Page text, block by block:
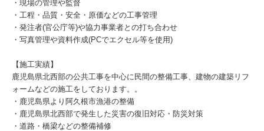
・現場の管理や監督
・工程・品質・安全・原価などの工事管理
・発注者(官公庁等)や協力事業者との打ち合わせ
・写真管理や資料作成(PCでエクセル等を使用)
【施工実績】
鹿児島県北西部の公共工事を中心に民間の整備工事、建物の建築リフ
ォームなどの施工をしております。。
・鹿児島県より阿久根市漁港の整備
・鹿児島県北西部で発生した災害の復旧対応・防災対策
・道路・橋梁などの整備補修